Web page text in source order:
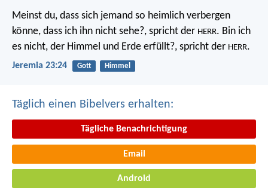
Meinst du, dass sich jemand so heimlich verbergen
könne, dass ich ihn nicht sehe?, spricht der HERR. Bin ich
es nicht, der Himmel und Erde erfüllt?, spricht der HERR.
Jeremia 23:24 Gott Himmel
Täglich einen Bibelvers erhalten:
Tägliche Benachrichtigung
Email
Android